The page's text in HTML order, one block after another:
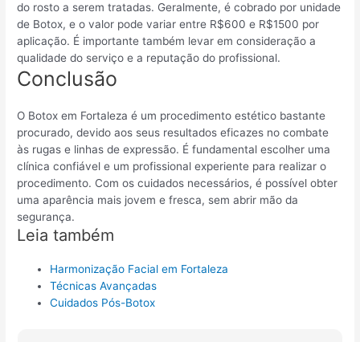
do rosto a serem tratadas. Geralmente, é cobrado por unidade
de Botox, e o valor pode variar entre R$600 e R$1500 por
aplicação. É importante também levar em consideração a
qualidade do serviço e a reputação do profissional.
Conclusão
O Botox em Fortaleza é um procedimento estético bastante
procurado, devido aos seus resultados eficazes no combate
às rugas e linhas de expressão. É fundamental escolher uma
clínica confiável e um profissional experiente para realizar o
procedimento. Com os cuidados necessários, é possível obter
uma aparência mais jovem e fresca, sem abrir mão da
segurança.
Leia também
Harmonização Facial em Fortaleza
Técnicas Avançadas
Cuidados Pós-Botox